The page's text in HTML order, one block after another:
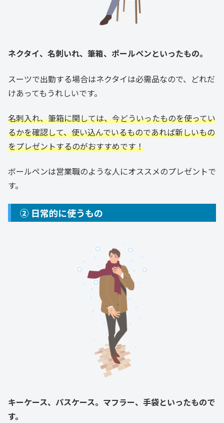
ネクタイ、名刺いれ、筆箱、ポールペンといったもの。
スーツで出勤する場合はネクタイは必需品なので、どれだ
けあってもうれしいです。
名刺入れ、筆箱に関しては、今どういったものを使ってい
るかを確認して、使い込んでいるものであれば新しいもの
をプレゼントするのがおすすめです！
ボールペンは営業職のような人にオススメのプレゼントで
す。
② 日常的に使うもの
キーケース、パスケース。マフラー、手袋といったもので
す。